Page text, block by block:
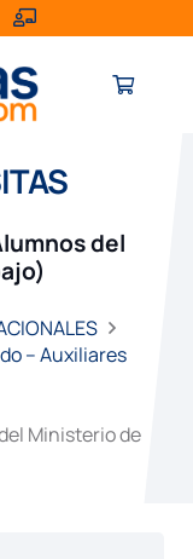
del
– Auxiliares
Ministerio de